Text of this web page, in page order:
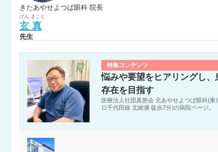
きたあやせよつば眼科 院長
げん まこと
玄 真
先生
特集コンテンツ
悩みや要望をヒアリングし
存在を目指す
医療法人社団真悠会 北あやせよつば眼科(
ロ千代田線 北綾瀬 徒歩7分)の病院ページ。